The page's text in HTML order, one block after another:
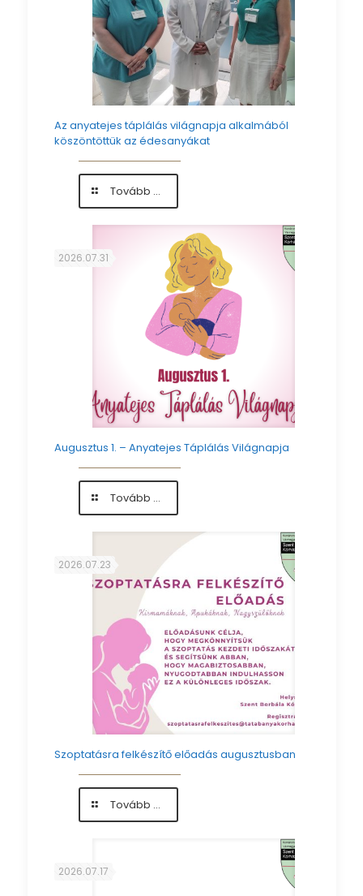
Az anyatejes táplálás világnapja alkalmából
köszöntöttük az édesanyákat
Tovább ...-
Az
anyatejes
táplálás
világnapja
alkalmából
köszöntöttük
az
édesanyákat
2026.07.31
Augusztus 1. – Anyatejes Táplálás Világnapja
Tovább ...-
Augusztus
1.
Anyatejes
Táplálás
Világnapja
2026.07.23
Szoptatásra felkészítő előadás augusztusban
Tovább ...-
Szoptatásra
2026.07.17